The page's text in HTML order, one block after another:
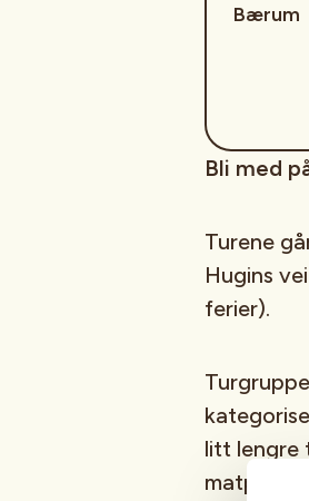
Bærum
Bli med
Turene
Hugins
ferier).
litt lengre
matpause